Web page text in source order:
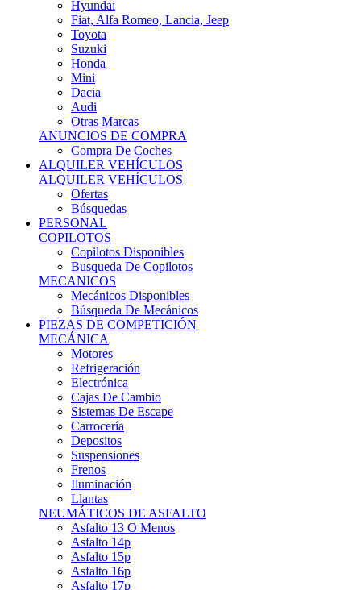
COPILOTOS
Copilotos Disponibles
Busqueda De Copilotos
MECANICOS
Mecánicos Disponibles
Búsqueda De Mecánicos
PIEZAS DE COMPETICIÓN
MECÁNICA
Motores
Refrigeración
Electrónica
Cajas De Cambio
Sistemas De Escape
Carrocería
Depositos
Suspensiones
Frenos
Iluminación
Llantas
NEUMÁTICOS DE ASFALTO
Asfalto 13 O Menos
Asfalto 14p
Asfalto 15p
Asfalto 16p
Asfalto 17p
Asfalto >= 18p
NEUMÁTICOS DE TIERRA
Tierra 13 O Menos
Tierra 14p
Tierra >= 15p
Offroad Y 4x4
OTROS NEUMÁTICOS
Otros Tipos De Neumáticos
HABITACULO
Asiento Baquet
Arneses
Volantes
Pedales
Extinción
Resto De Accesorios